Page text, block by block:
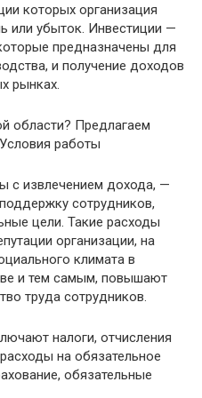
которых организация
или убыток. Инвестиции —
предназначены для
и получение доходов
рынках.
области? Предлагаем
работы
с извлечением дохода, —
сотрудников,
цели. Такие расходы
организации, на
климата в
и тем самым, повышают
труда сотрудников.
налоги, отчисления
на обязательное
обязательные